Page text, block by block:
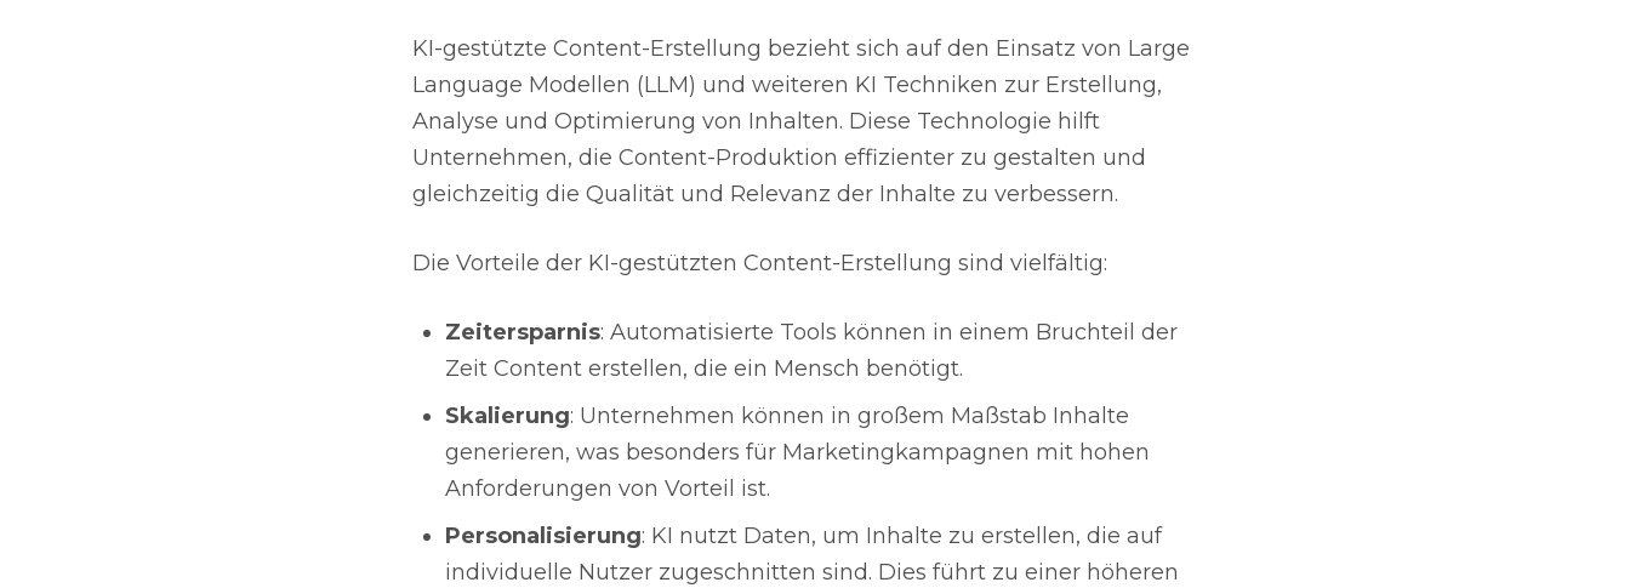
KI-gestützte Content-Erstellung bezieht sich auf den Einsatz von Large
Language Modellen (LLM) und weiteren KI Techniken zur Erstellung,
Analyse und Optimierung von Inhalten. Diese Technologie hilft
Unternehmen, die Content-Produktion effizienter zu gestalten und
gleichzeitig die Qualität und Relevanz der Inhalte zu verbessern.
Die Vorteile der KI-gestützten Content-Erstellung sind vielfältig:
Zeitersparnis: Automatisierte Tools können in einem Bruchteil der
Zeit Content erstellen, die ein Mensch benötigt.
Skalierung: Unternehmen können in großem Maßstab Inhalte
generieren, was besonders für Marketingkampagnen mit hohen
Anforderungen von Vorteil ist.
Personalisierung: KI nutzt Daten, um Inhalte zu erstellen, die auf
individuelle Nutzer zugeschnitten sind. Dies führt zu einer höheren